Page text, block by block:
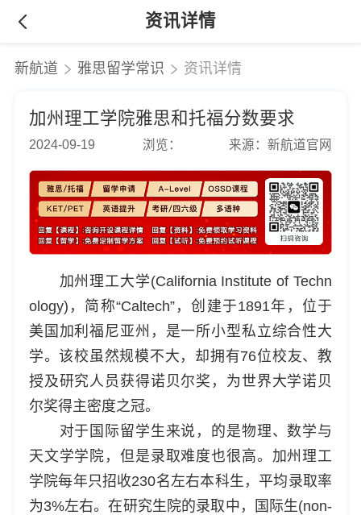
资讯详情
新航道 雅思留学常识 资讯详情
加州理工学院雅思和托福分数要求
2024-09-19 浏览： 来源：新航道官网
加州理工大学(California Institute of Techn
ology)，简称“Caltech”，创建于1891年，位于
美国加利福尼亚州，是一所小型私立综合性大
学。该校虽然规模不大，却拥有76位校友、教
授及研究人员获得诺贝尔奖，为世界大学诺贝
尔奖得主密度之冠。
对于国际留学生来说，的是物理、数学与
天文学学院，但是录取难度也很高。加州理工
学院每年只招收230名左右本科生，平均录取率
为3%左右。在研究生院的录取中，国际生(non-